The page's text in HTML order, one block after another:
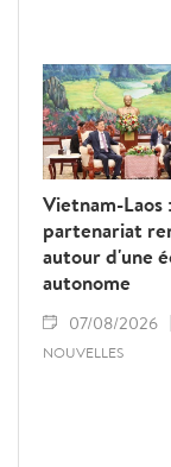
Vietnam-Laos
partenariat
autour d'une
autonome
07/08/2026
NOUVELLES